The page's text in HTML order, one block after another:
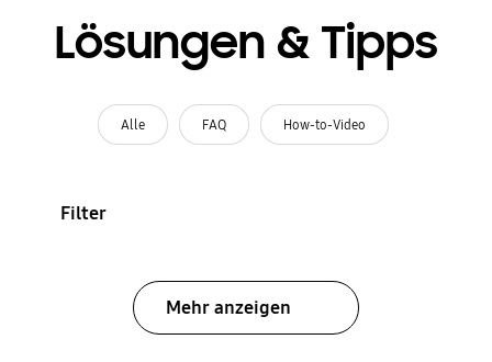
Lösungen & Tipps
Alle FAQ How-to-Video
Filter
Mehr anzeigen